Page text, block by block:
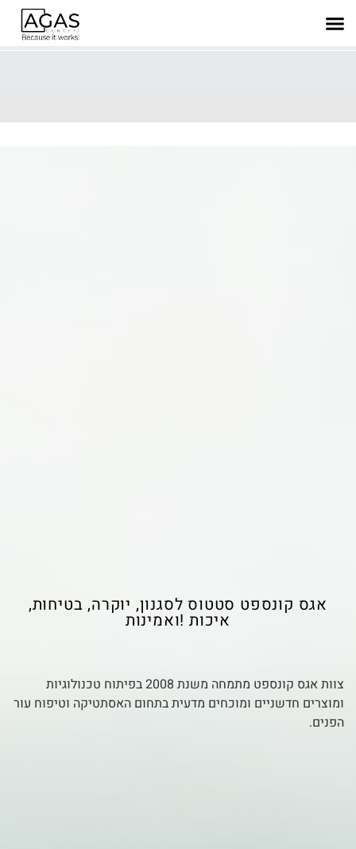
אגס קונספט סטטוס לסגנון, יוקרה, בטיחות,
איכות !ואמינות
צוות אגס קונספט מתמחה משנת 2008 בפיתוח טכנולוגיות
ומוצרים חדשניים ומוכחים מדעית בתחום האסתטיקה וטיפוח עור
הפנים.